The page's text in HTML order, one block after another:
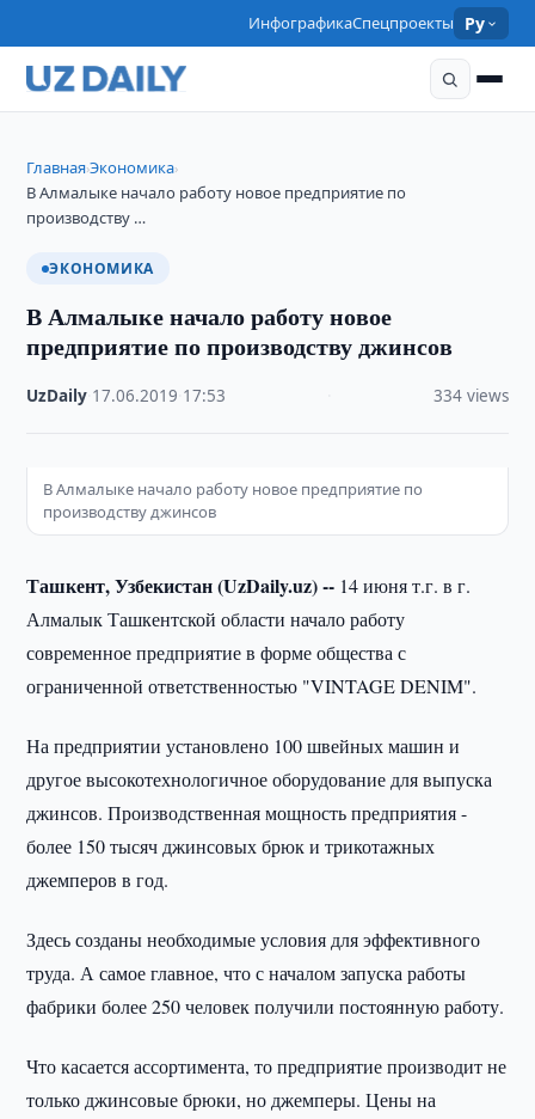
ИнфографикаСпецпроекты Ру
Главная›Экономика›
В Алмалыке начало работу новое предприятие по
производству …
ЭКОНОМИКА
В Алмалыке начало работу новое
предприятие по производству джинсов
UzDaily 17.06.2019 17:53 334 views
В Алмалыке начало работу новое предприятие по
производству джинсов
Ташкент, Узбекистан (UzDaily.uz) -- 14 июня т.г. в г.
Алмалык Ташкентской области начало работу
современное предприятие в форме общества с
ограниченной ответственностью "VINTAGE DENIM".
На предприятии установлено 100 швейных машин и
другое высокотехнологичное оборудование для выпуска
джинсов. Производственная мощность предприятия -
более 150 тысяч джинсовых брюк и трикотажных
джемперов в год.
Здесь созданы необходимые условия для эффективного
труда. А самое главное, что с началом запуска работы
фабрики более 250 человек получили постоянную работу.
Что касается ассортимента, то предприятие производит не
только джинсовые брюки, но джемперы. Цены на